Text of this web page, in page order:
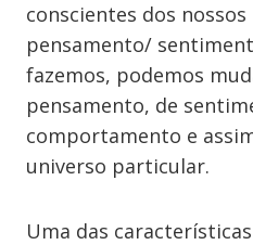
conscientes dos nossos
pensamento/
fazemos, podemos
pensamento, de
comportamento e
universo particular.
Uma das